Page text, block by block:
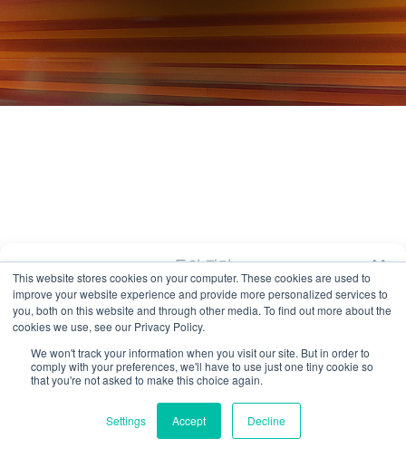
동의 관리
최고의 경험을 제공하기 위해 당사는 쿠키와 같은 기술을 사용하여 장치 정보
를 저장 및/또는 액세스합니다. 이러한 기술에 동의하면 당사는 이 사이트의
탐색 행동이나 고유 ID와 같은 데이터를 처리할 수 있습니다. 동의하지 않거나
동의를 철회하면 특정 기능에 부정적인 영향을 미칠 수 있습니다.
수용하다
{제목}{제목}
This website stores cookies on your computer. These cookies are used to
improve your website experience and provide more personalized services to
you, both on this website and through other media. To find out more about the
cookies we use, see our Privacy Policy.
We won't track your information when you visit our site. But in order to
comply with your preferences, we'll have to use just one tiny cookie so
that you're not asked to make this choice again.
Settings Accept Decline